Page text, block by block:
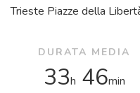
Trieste Piazze della
DURATA MEDIA
33h 46min